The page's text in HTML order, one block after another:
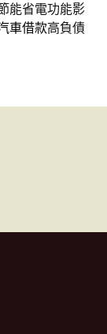
能省電功能影
車借款高負債